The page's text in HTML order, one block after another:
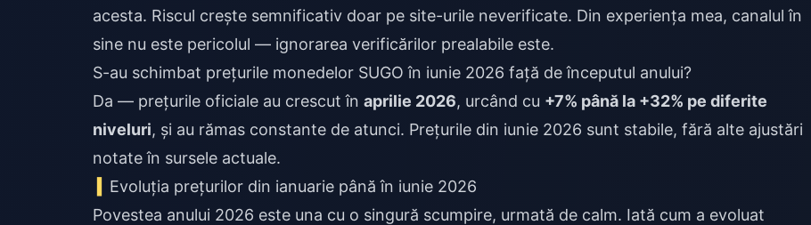
acesta. Riscul crește semnificativ doar pe site-urile neverificate. Din experiența mea, canalul în
sine nu este pericolul — ignorarea verificărilor prealabile este.
S-au schimbat prețurile monedelor SUGO în iunie 2026 față de începutul anului?
Da — prețurile oficiale au crescut în aprilie 2026, urcând cu +7% până la +32% pe diferite
niveluri, și au rămas constante de atunci. Prețurile din iunie 2026 sunt stabile, fără alte ajustări
notate în sursele actuale.
Evoluția prețurilor din ianuarie până în iunie 2026
Povestea anului 2026 este una cu o singură scumpire, urmată de calm. Iată cum a evoluat